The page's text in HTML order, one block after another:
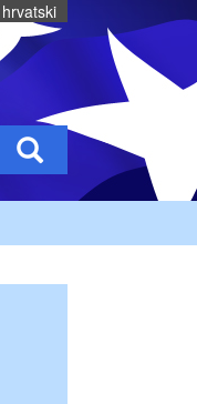
hrvatski